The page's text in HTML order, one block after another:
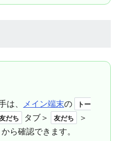
、 メイン端末の
トー
だち タブ＞ 友だち ＞
から確認できます。